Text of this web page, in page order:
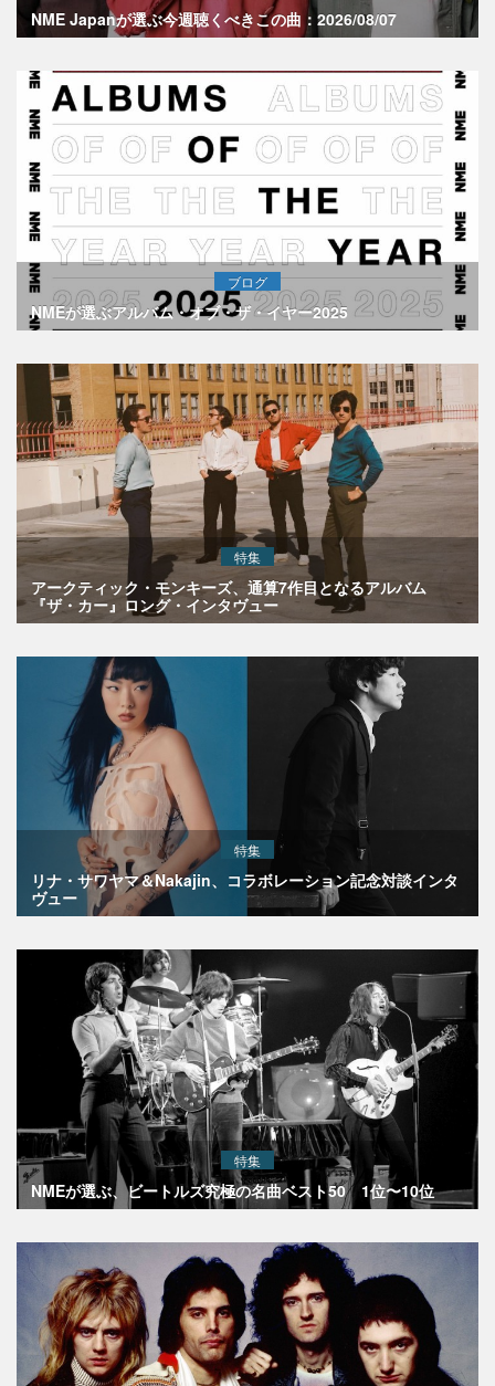
NME Japanが選ぶ今週聴くべきこの曲：2026/08/07
ブログ
NMEが選ぶアルバム・オブ・ザ・イヤー2025
特集
アークティック・モンキーズ、通算7作目となるアルバム
『ザ・カー』ロング・インタヴュー
特集
リナ・サワヤマ＆Nakajin、コラボレーション記念対談インタ
ヴュー
特集
NMEが選ぶ、ビートルズ究極の名曲ベスト50 1位〜10位